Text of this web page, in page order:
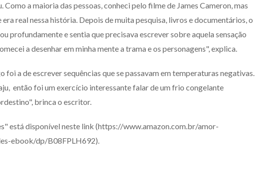
Como a maioria das pessoas, conheci pelo filme de James Cameron, mas
real nessa história. Depois de muita pesquisa, livros e documentários, o
profundamente e sentia que precisava escrever sobre aquela sensação
a desenhar em minha mente a trama e os personagens", explica.
a de escrever sequências que se passavam em temperaturas negativas.
então foi um exercício interessante falar de um frio congelante
brinca o escritor.
está disponível neste link (https://www.amazon.com.br/amor-
ebook/dp/B08FPLH692).